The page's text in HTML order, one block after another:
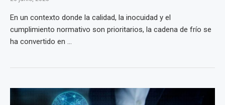
En un contexto donde la calidad, la inocuidad y el
cumplimiento normativo son prioritarios, la cadena de frío se
ha convertido en ...